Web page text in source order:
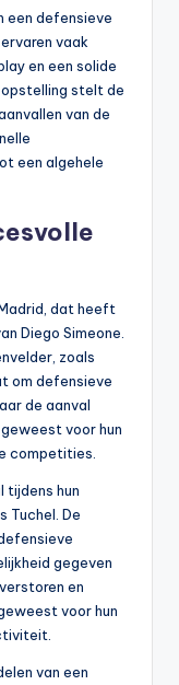
een defensieve
vaak
en een solide
stelt de
van de
een algehele
dat heeft
Diego Simeone.
zoals
om defensieve
de aanval
voor hun
competities.
tijdens hun
Tuchel. De
gegeven
en
voor hun
van een